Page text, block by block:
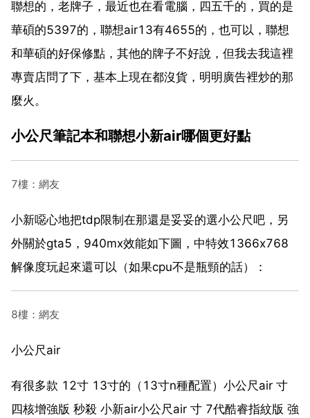
聯想的，老牌子，最近也在看電腦，四五千的，買的是
華碩的5397的，聯想air13有4655的，也可以，聯想
和華碩的好保修點，其他的牌子不好說，但我去我這裡
專賣店問了下，基本上現在都沒貨，明明廣告裡炒的那
麼火。
小公尺筆記本和聯想小新air哪個更好點
7樓：網友
小新噁心地把tdp限制在那還是妥妥的選小公尺吧，另
外關於gta5，940mx效能如下圖，中特效1366x768
解像度玩起來還可以（如果cpu不是瓶頸的話）：
8樓：網友
小公尺air
有很多款 12寸 13寸的（13寸n種配置）小公尺air 寸
四核增強版 秒殺 小新air小公尺air 寸 7代酷睿指紋版 強